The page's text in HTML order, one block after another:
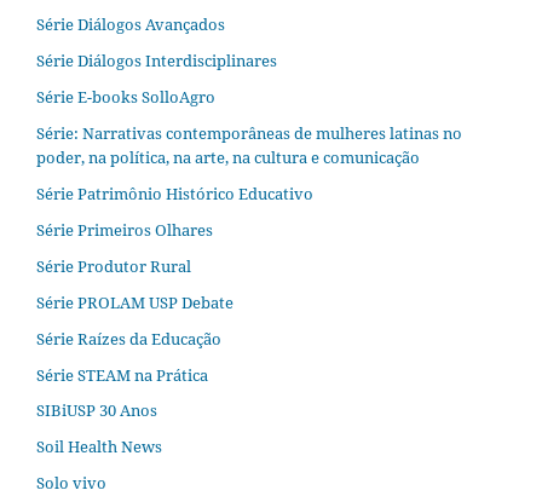
Série Diálogos Avançados
Série Diálogos Interdisciplinares
Série E-books SolloAgro
Série: Narrativas contemporâneas de mulheres latinas no
poder, na política, na arte, na cultura e comunicação
Série Patrimônio Histórico Educativo
Série Primeiros Olhares
Série Produtor Rural
Série PROLAM USP Debate
Série Raízes da Educação
Série STEAM na Prática
SIBiUSP 30 Anos
Soil Health News
Solo vivo